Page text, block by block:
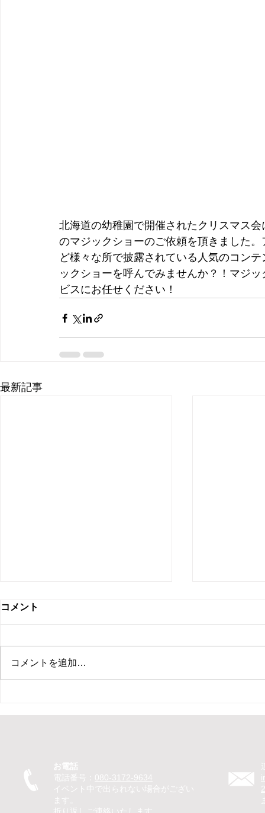
北海道の幼稚園で開催されたクリスマス
のマジックショーのご依頼を頂きました
ど様々な所で披露されている人気のコン
ックショーを呼んでみませんか？！マジ
ビスにお任せください！
最新記事
ト ピエロ】保育園イベントで
に
ント マジ
コメント
コメントを追加…
お電話
電話番号： 080-3172-9634
イベント中で出られない場合がござい
ます。
折り返しご連絡いたします。